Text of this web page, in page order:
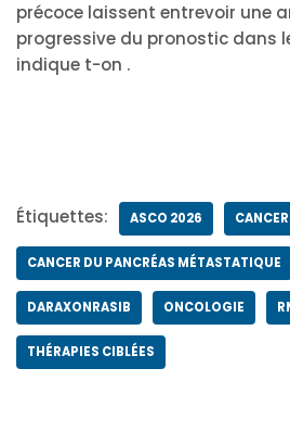
précoce laissent entrevoir une
progressive du pronostic dans
indique t-on .
Étiquettes: ASCO 2026
CANCER DU PANCRÉAS MÉTASTATIQUE
DARAXONRASIB ONCOLOGIE
THÉRAPIES CIBLÉES